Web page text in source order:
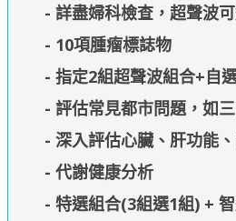
- 詳盡婦科檢查，超聲波
- 10項腫瘤標誌物
- 指定2組超聲波組合+自
- 評估常見都市問題，如
- 深入評估心臟、肝功能
- 代謝健康分析
- 特選組合(3組選1組) +